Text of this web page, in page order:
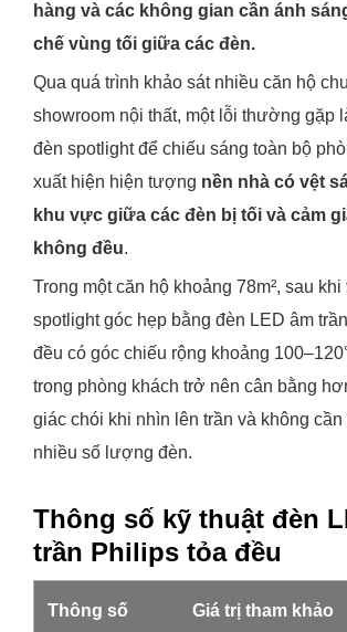
hàng và các không gian cần ánh
chế vùng tối giữa các đèn.
Qua quá trình khảo sát nhiều căn hộ
showroom nội thất, một lỗi thường gặp
đèn spotlight để chiếu sáng toàn bộ
xuất hiện hiện tượng nền nhà có vệt
khu vực giữa các đèn bị tối và cảm
không đều.
Trong một căn hộ khoảng 78m², sau
spotlight góc hẹp bằng đèn LED âm
đều có góc chiếu rộng khoảng
trong phòng khách trở nên cân bằng
giác chói khi nhìn lên trần và không cần
nhiều số lượng đèn.
Thông số kỹ thuật đèn
trần Philips tỏa đều
Thông số Giá trị tham khảo